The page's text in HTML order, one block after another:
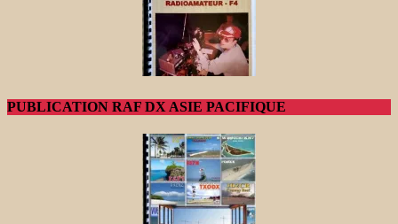
PUBLICATION RAF DX ASIE PACIFIQUE